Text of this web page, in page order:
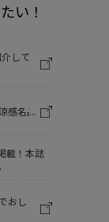
い！
して
感名品
載！本誌
おし